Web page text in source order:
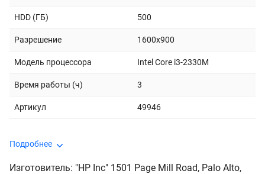
HDD (ГБ) 500
Разрешение 1600x900
Модель процессора Intel Core i3-2330M
Время работы (ч) 3
Артикул 49946
Подробнее
Изготовитель: "HP Inc" 1501 Page Mill Road, Palo Alto,